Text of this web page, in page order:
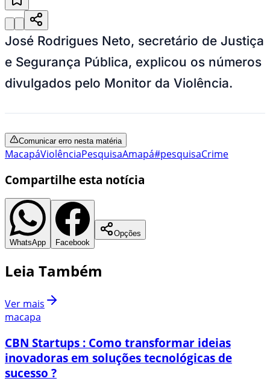
José Rodrigues Neto, secretário de Justiça
e Segurança Pública, explicou os números
divulgados pelo Monitor da Violência.
Comunicar erro nesta matéria
MacapáViolênciaPesquisaAmapá#pesquisaCrime
Compartilhe esta notícia
WhatsApp Facebook
Opções
Leia Também
Ver mais
macapa
CBN Startups : Como transformar ideias
inovadoras em soluções tecnológicas de
sucesso ?